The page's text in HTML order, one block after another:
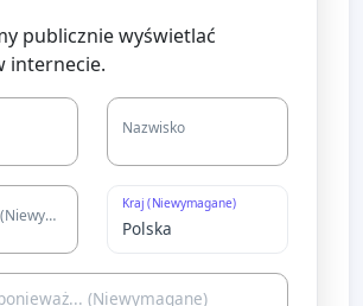
publicznie wyświetlać
internecie.
Nazwisko
Miejscowość (Niewymagane)
Kraj (Niewymagane)